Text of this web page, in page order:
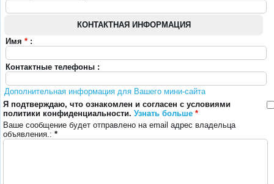
КОНТАКТНАЯ ИНФОРМАЦИЯ
Имя * :
Контактные телефоны :
Дополнительная информация для Вашего мини-сайта
Я подтверждаю, что ознакомлен и согласен с условиями
политики конфиденциальности. Узнать больше *
Ваше сообщение будет отправлено на email адрес владельца
объявления.: *